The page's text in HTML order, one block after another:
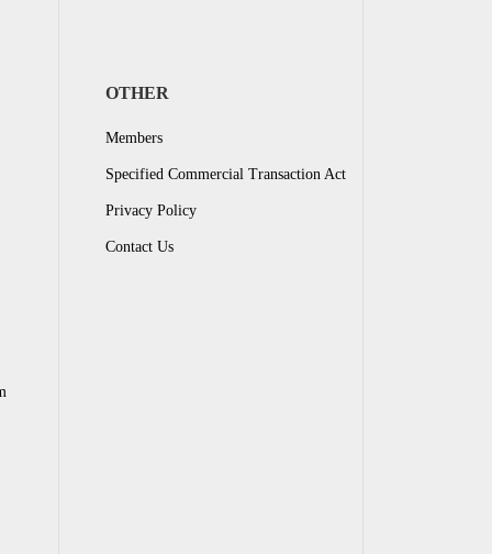
OTHER
Members
Specified Commercial Transaction Act
Privacy Policy
Contact Us